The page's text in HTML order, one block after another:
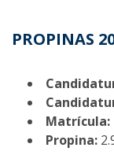
PROPINAS
Matrícula:
Propina: